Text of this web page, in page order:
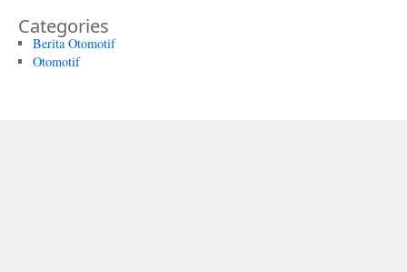
Categories
Berita Otomotif
Otomotif